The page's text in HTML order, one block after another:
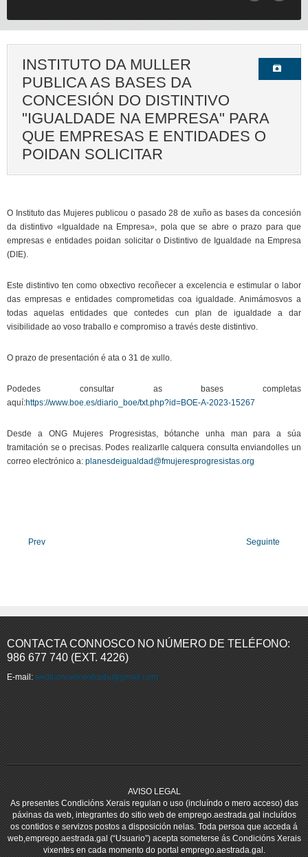
INSTITUTO DA MULLER
PUBLICA AS BASES DA
CONCESIÓN DO DISTINTIVO
"IGUALDADE NA EMPRESA" PARA
QUE EMPRESAS E ENTIDADES O
POIDAN SOLICITAR
O Instituto das Mujeres publicou o pasado 28 de xuño as bases da concesión
da distintivo «Igualdade na Empresa», pola que se abre o prazo para que
empresas e entidades poidan solicitar o Distintivo de Igualdade na Empresa
(DIE).
Este distintivo ten como obxectivo recoñecer a excelencia e estimular o labor
das empresas e entidades comprometidas coa igualdade. Animámosvos a
todas aquelas entidades que contedes cun plan de igualdade a dar
visibilidade ao voso traballo e compromiso a través deste distintivo.
O prazo de presentación é ata o 31 de xullo.
Podedes consultar as bases completas
aquí:https://www.boe.es/diario_boe/txt.php?id=BOE-A-2023-15267
Desde a ONG Mujeres Progresistas, bótanche unha man para a súa
tramitación se o precisas. Podes realizarlle calquera consulta enviandolles un
correo electrónico a: planesdeigualdad@fmujeresprogresistas.org
Prev Seguinte
CONTACTA CONNOSCO NO NÚMERO DE TELÉFONO:
986 677 740 (EXT. 4226)
E-mail: aedlconcelloestrada@gmail.com
AVISO LEGAL
As presentes Condicións Xerais regulan o uso (incluíndo o mero acceso) das
páxinas da web, integrantes do sitio web de emprego.aestrada.gal incluídos
os contidos e servizos postos a disposición nelas. Toda persoa que acceda á
web,emprego.aestrada.gal (“Usuario”) acepta someterse ás Condicións Xerais
vixentes en cada momento do portal emprego.aestrada.gal.